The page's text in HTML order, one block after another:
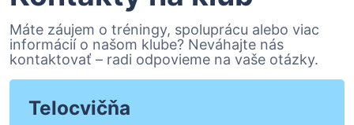
Máte záujem o tréningy, spoluprácu alebo viac
informácií o našom klube? Neváhajte nás
kontaktovať – radi odpovieme na vaše otázky.
Telocvičňa